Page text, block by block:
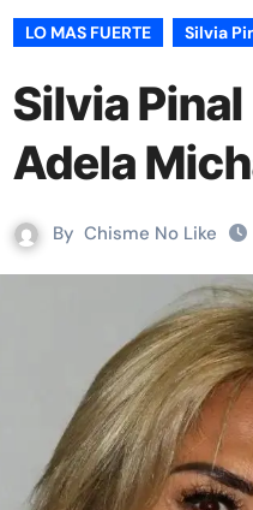
LO MAS FUERTE Silvia
Silvia
Adela
By Chisme No Like